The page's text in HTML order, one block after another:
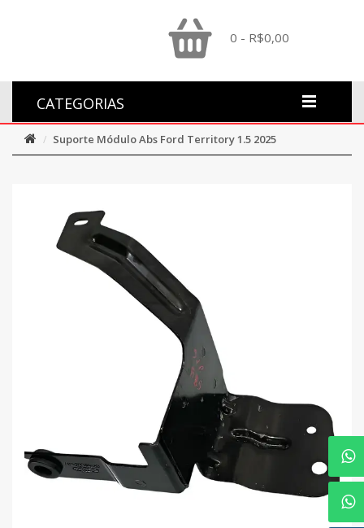
0 - R$0,00
CATEGORIAS
Suporte Módulo Abs Ford Territory 1.5 2025